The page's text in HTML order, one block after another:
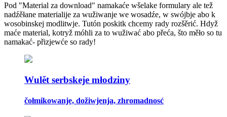
Pod "Material za download" namakaće wšelake formulary ale tež
nadźěłane materialije za wužiwanje we wosadźe, w swójbje abo k
wosobinskej modlitwje. Tutón poskitk chcemy rady rozšěrić. Hdyž
maće material, kotryž móhli za to wužiwać abo přeća, što měło so tu
namakać- přizjewće so rady!
Wulět serbskeje młodziny
čołmikowanje, dožiwjenja, zhromadnosć